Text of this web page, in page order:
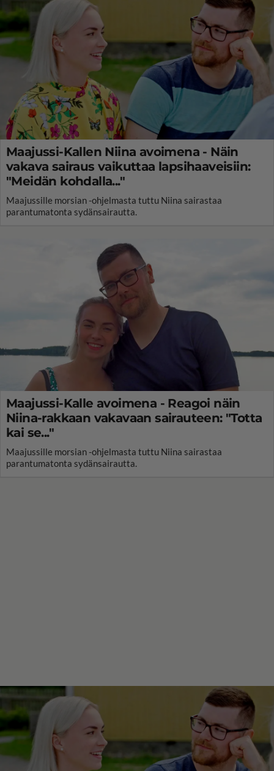
Maajussi-Kallen Niina avoimena - Näin
vakava sairaus vaikuttaa lapsihaaveisiin:
"Meidän kohdalla..."
Maajussille morsian -ohjelmasta tuttu Niina sairastaa
parantumatonta sydänsairautta.
Maajussi-Kalle avoimena - Reagoi näin
Niina-rakkaan vakavaan sairauteen: "Totta
kai se..."
Maajussille morsian -ohjelmasta tuttu Niina sairastaa
parantumatonta sydänsairautta.